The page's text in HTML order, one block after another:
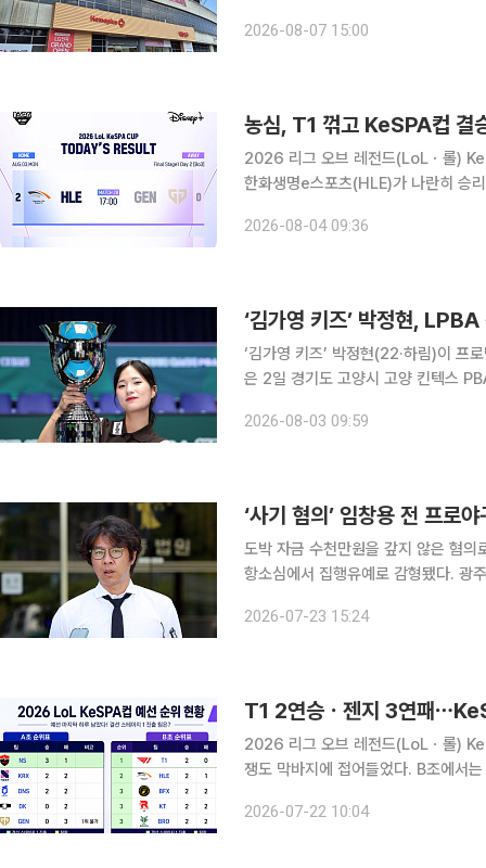
곳곳엔 여전히 텅 빈 매대가 먼저 눈
2026-08-07 15:00
농심, T1 꺾고 KeSPA컵 결
2026 리그 오브 레전드(LoLㆍ롤)
한화생명e스포츠(HLE)가 나란히 승
결선 스테이지 1 2경기에서는 한화생
2026-08-04 09:36
‘김가영 키즈’ 박정현,
‘김가영 키즈’ 박정현(22·하림)이 프로
은 2일 경기도 고양시 고양 킨텍스
4-11 11-5 8-11 11-4 11-2
2026-08-03 09:59
‘사기 혐의’ 임창용 전 프로
도박 자금 수천만원을 갚지 않은 혐의
항소심에서 집행유예로 감형됐다. 광주지법 형사3부(김일수 부장판사)는 23일 사기 혐의로 기소된
2026-07-23 15:24
T1 2연승ㆍ젠지 3연패
2026 리그 오브 레전드(LoLㆍ롤)
쟁도 막바지에 접어들었다. B조에서
키움 DRX와 DN 수퍼스가 나란히 2
2026-07-22 10:04